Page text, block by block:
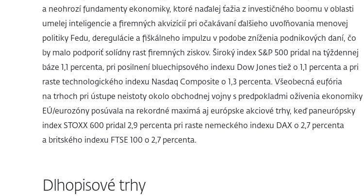
a neohrozí fundamenty ekonomiky, ktoré naďalej ťažia z investičného boomu v oblasti
umelej inteligencie a firemných akvizícií pri očakávaní ďalšieho uvoľňovania menovej
politiky Fedu, deregulácie a fiškálneho impulzu v podobe zníženia podnikových daní, čo
by malo podporiť solídny rast firemných ziskov. Široký index S&P 500 pridal na týždennej
báze 1,1 percenta, pri posilnení bluechipsového indexu Dow Jones tiež o 1,1 percenta a pri
raste technologického indexu Nasdaq Composite o 1,3 percenta. Všeobecná eufória
na trhoch pri ústupe neistoty okolo obchodnej vojny s predpokladmi oživenia ekonomiky
EÚ/eurozóny posúvala na rekordné maximá aj európske akciové trhy, keď paneurópsky
index STOXX 600 pridal 2,9 percenta pri raste nemeckého indexu DAX o 2,7 percenta
a britského indexu FTSE 100 o 2,7 percenta.
Dlhopisové trhy